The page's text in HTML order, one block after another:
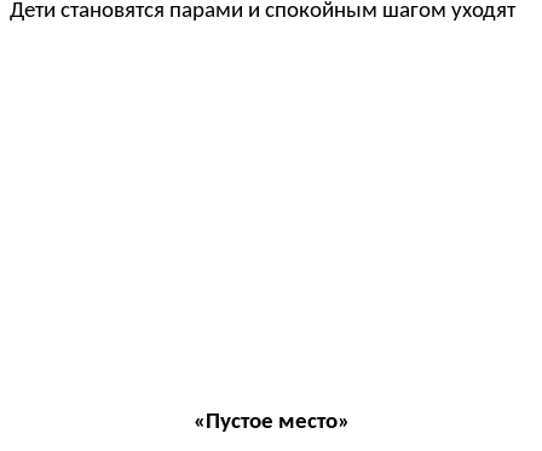
Дети становятся парами и спокойным шагом уходят
«Пустое место»